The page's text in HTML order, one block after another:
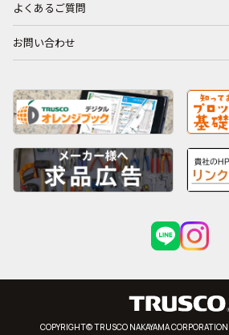
よくあるご質問
お問い合わせ
COPYRIGHT© TRUSCO NAKAYAMA